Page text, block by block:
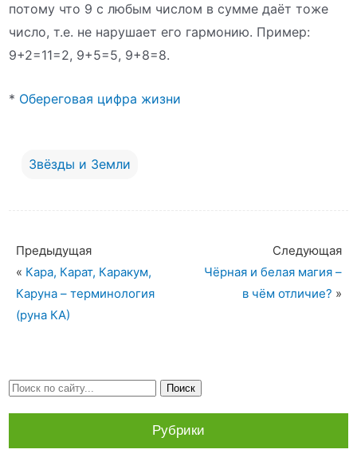
потому что 9 с любым числом в сумме даёт тоже
число, т.е. не нарушает его гармонию. Пример:
9+2=11=2, 9+5=5, 9+8=8.
* Обереговая цифра жизни
Звёзды и Земли
Предыдущая
« Кара, Карат, Каракум,
Каруна – терминология
(руна КА)
Следующая
Чёрная и белая магия –
в чём отличие? »
Рубрики